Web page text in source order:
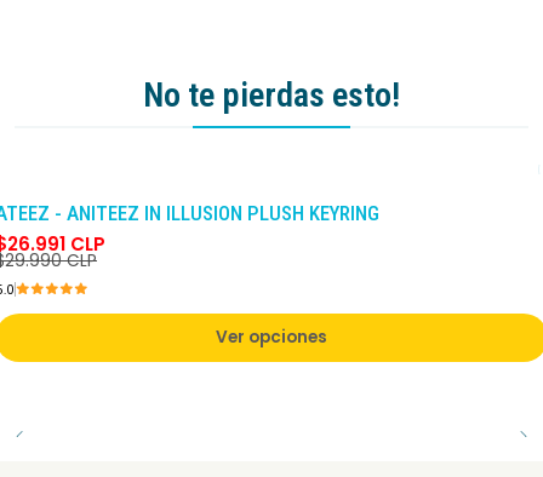
No te pierdas esto!
- ANITEEZ IN ILLUSION PLUSH KEYRING
CLP
CLP
Ver opciones